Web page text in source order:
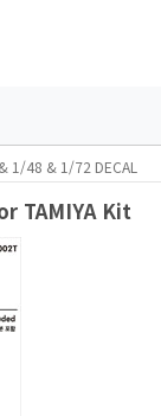
1/48 & 1/72 DECAL
TAMIYA Kit